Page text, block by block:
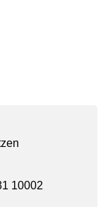
10002